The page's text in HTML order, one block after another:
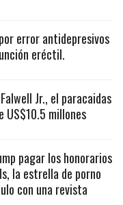
error antidepresivos
eréctil.
Jr., el paracaidas
US$10.5 millones
pagar los honorarios
la estrella de porno
con una revista